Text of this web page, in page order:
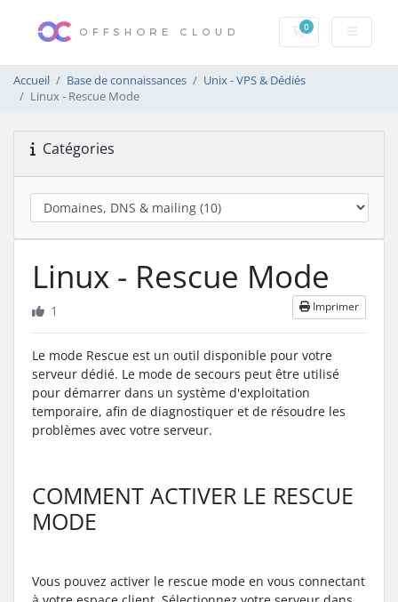
0Votre panier
Accueil Base de connaissances
Unix - VPS & Dédiés
Linux - Rescue Mode
Catégories
Linux - Rescue Mode
Imprimer
1
Le mode Rescue est un outil disponible pour votre
serveur dédié. Le mode de secours peut être utilisé
pour démarrer dans un système d'exploitation
temporaire, afin de diagnostiquer et de résoudre les
problèmes avec votre serveur.
COMMENT ACTIVER LE RESCUE
MODE
Vous pouvez activer le rescue mode en vous connectant